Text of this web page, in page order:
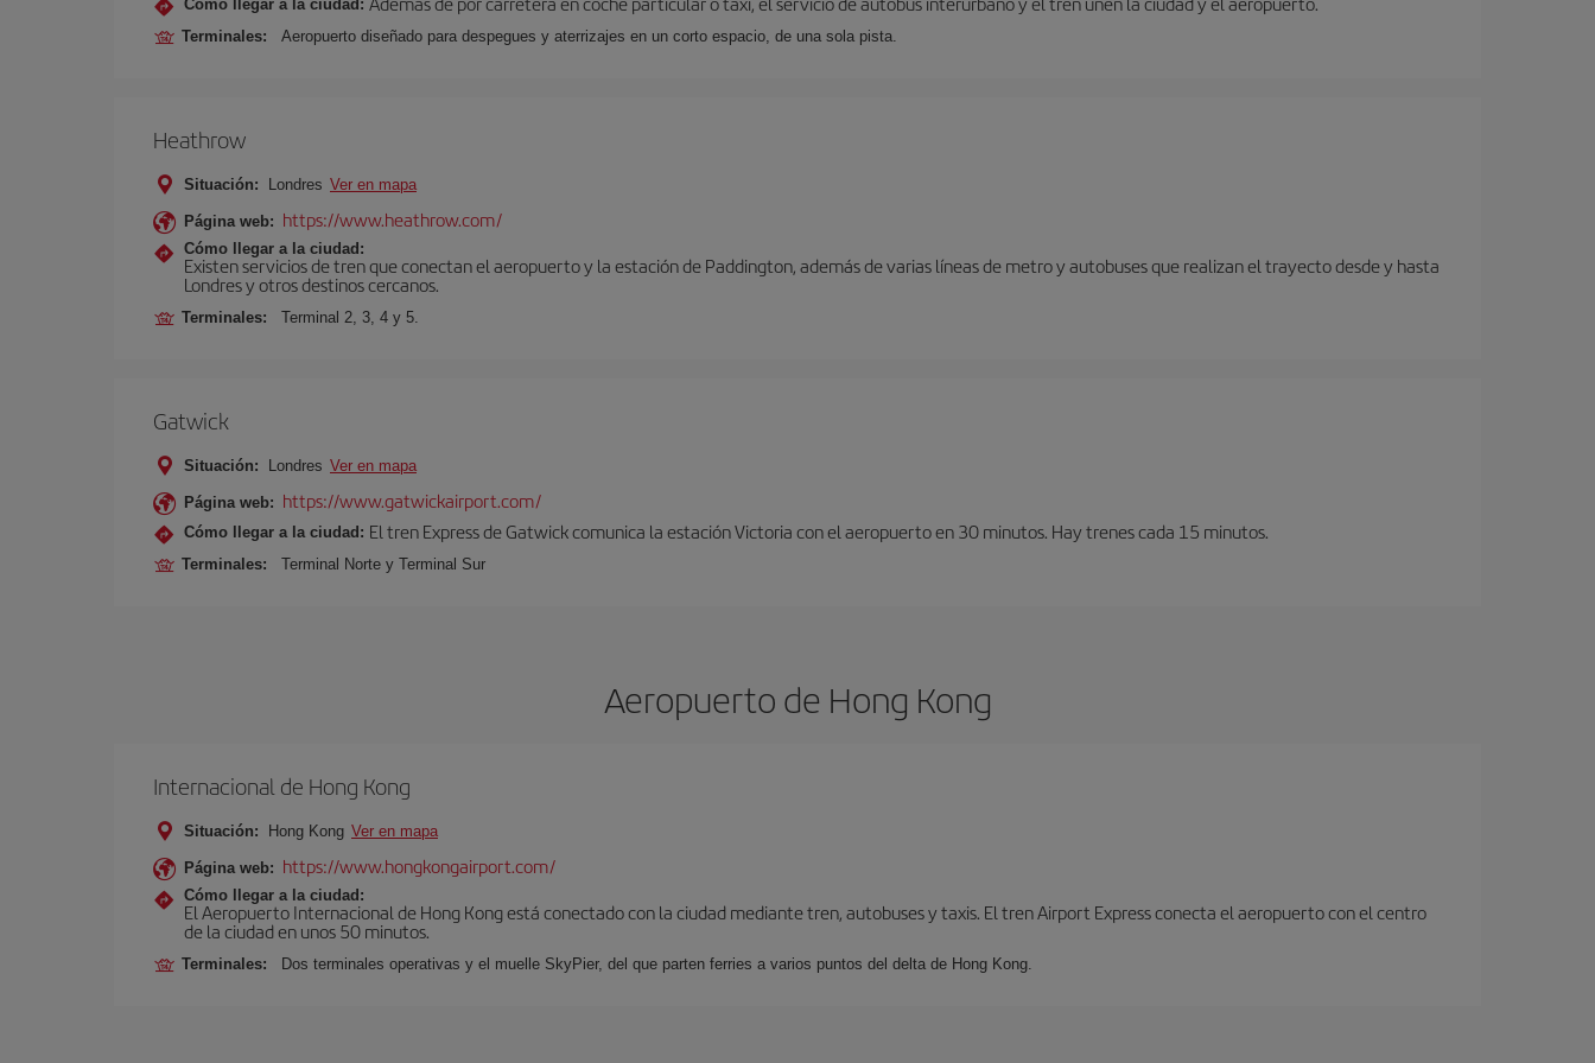
Cómo llegar a la ciudad:
Terminales: Aeropuerto diseñado para despegues y aterrizajes en un corto espacio, de una sola pista.
Heathrow
Situación: Londres Ver en mapa
Página web: https://www.heathrow.com/
Cómo llegar a la ciudad:
Existen servicios de tren que conectan el aeropuerto y la estación de Paddington, además de varias líneas de metro y autobuses que realizan el trayecto desde y hasta
Londres y otros destinos cercanos.
Terminales: Terminal 2, 3, 4 y 5.
Gatwick
Situación: Londres Ver en mapa
Página web: https://www.gatwickairport.com/
Cómo llegar a la ciudad: El tren Express de Gatwick comunica la estación Victoria con el aeropuerto en 30 minutos. Hay trenes cada 15 minutos.
Terminales: Terminal Norte y Terminal Sur
Aeropuerto de Hong Kong
Internacional de Hong Kong
Situación: Hong Kong Ver en mapa
Página web: https://www.hongkongairport.com/
Cómo llegar a la ciudad:
El Aeropuerto Internacional de Hong Kong está conectado con la ciudad mediante tren, autobuses y taxis. El tren Airport Express conecta el aeropuerto con el centro
de la ciudad en unos 50 minutos.
Terminales: Dos terminales operativas y el muelle SkyPier, del que parten ferries a varios puntos del delta de Hong Kong.